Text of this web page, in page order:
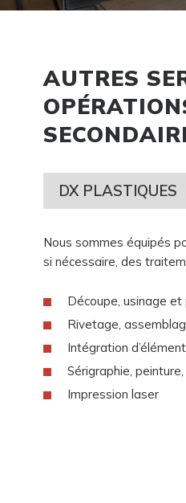
AUTRES
DX PLASTIQUES
Nous sommes équipés
si nécessaire, des
Découpe, usinage et
Rivetage,
Intégration
Sérigraphie,
Impression laser